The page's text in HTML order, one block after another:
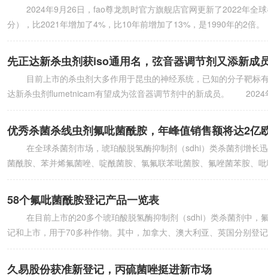
2024年9月26日，fao尊龙凯时官方旗舰店官网更新了2022年全
分），比2021年增加了4%，比10年前增加了13%，是1990年的2
先正达新杀虫剂获iso通用名，弦音器调节剂又添新成
目前上市的杀虫剂大多作用于昆虫的神经系统，已知的分子靶标
达新杀虫剂flumetnicam有望成为弦音器调节剂中的新成员。 2024
优秀杀菌杀线虫剂氟吡菌酰胺，年峰值销售额将达2亿
在全球杀菌剂市场，琥珀酸脱氢酶抑制剂（sdhi）类杀菌剂增长
菌酰胺、苯并烯氟菌唑、啶酰菌胺、氯氟联苯吡菌胺、氟唑菌苯胺、
58个氟吡菌酰胺登记产品一览表
在目前上市的20多个琥珀酸脱氢酶抑制剂（sdhi）类杀菌剂中，
记和上市，用于70多种作物。其中，加拿大、澳大利亚、英国分别
久易股份获准新登记，丙硫菌唑挺进新市场